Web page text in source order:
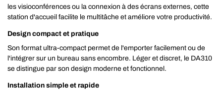
les visioconférences ou la connexion à des écrans externes, cette
station d'accueil facilite le multitâche et améliore votre productivité.
Design compact et pratique
Son format ultra-compact permet de l'emporter facilement ou de
l'intégrer sur un bureau sans encombre. Léger et discret, le DA310
se distingue par son design moderne et fonctionnel.
Installation simple et rapide